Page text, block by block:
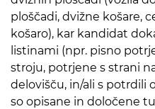
ploščadi, dvižne košare,
košaro), kar kandidat
listinami (npr. pisno
stroju, potrjene s strani
delovišču, in/ali s potrdili
so opisane in določene